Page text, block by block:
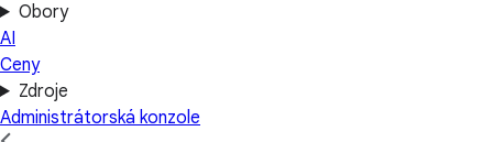
Obory
AI
Ceny
Zdroje
Administrátorská konzole